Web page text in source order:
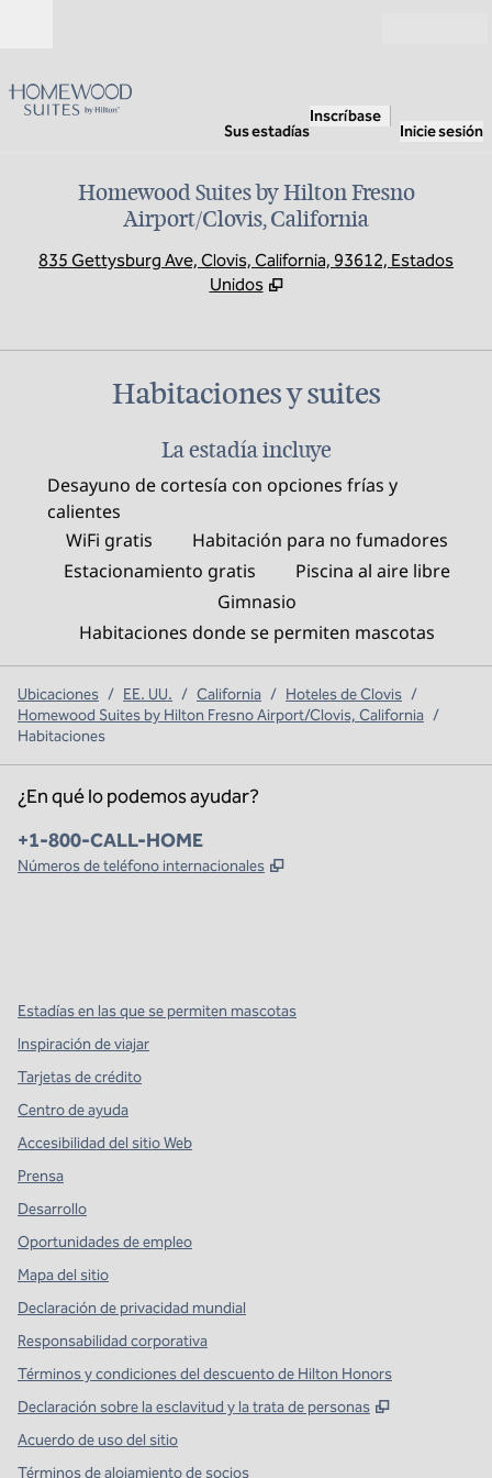
Sus estadías
Inscríbase
Inicie sesión
Homewood Suites by Hilton Fresno
Airport/Clovis, California
835 Gettysburg Ave, Clovis, California, 93612, Estados
Unidos
Habitaciones y suites
La estadía incluye
Desayuno de cortesía con opciones frías y
calientes
WiFi gratis
Habitación para no fumadores
Estacionamiento gratis
Piscina al aire libre
Gimnasio
Habitaciones donde se permiten mascotas
Ubicaciones / EE. UU. / California / Hoteles de Clovis /
Homewood Suites by Hilton Fresno Airport/Clovis, California /
Habitaciones
¿En qué lo podemos ayudar?
Teléfono:
+1-800-CALL-HOME
Números de teléfono internacionales ,
Estadías en las que se permiten mascotas
Inspiración de viajar
Tarjetas de crédito
Centro de ayuda
Accesibilidad del sitio Web
Prensa
Desarrollo
Oportunidades de empleo
Mapa del sitio
Declaración de privacidad mundial
Responsabilidad corporativa
Términos y condiciones del descuento de Hilton Honors
Declaración sobre la esclavitud y la trata de personas
,
Acuerdo de uso del sitio
Términos de alojamiento de socios